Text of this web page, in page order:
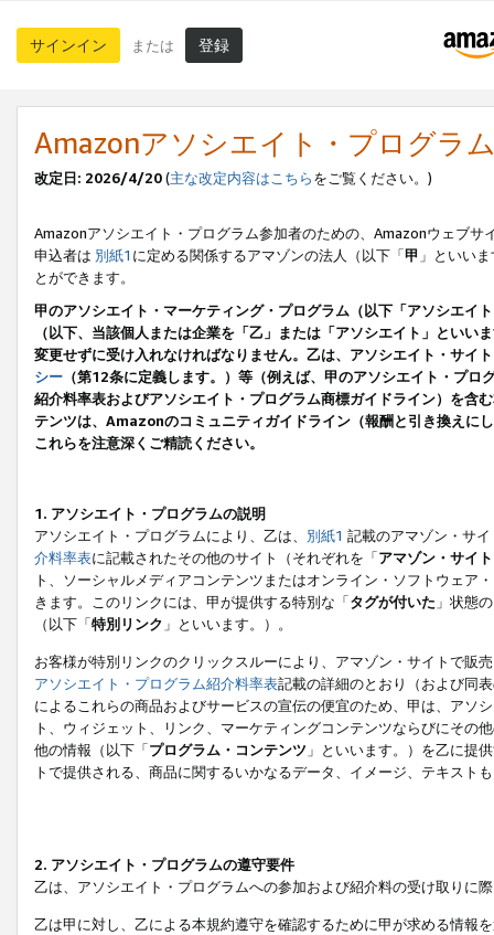
サインイン または 登録
Amazonアソシエイト・プログラ
改定日: 2026/4/20(主な改定内容はこちらをご覧ください。)
Amazonアソシエイト・プログラム参加者のための、Amazonウェブサ
申込者は 別紙1 に定める関係するアマゾンの法人（以下「甲 」といい
とができます。
甲のアソシエイト・マーケティング・プログラム（以下「アソシエイ
（以下、当該個人または企業を「乙」または「アソシエイト」とい
変更せずに受け入れなければなりません。乙は、アソシエイト・サイ
シー （第12条に定義します。）等（例えば、甲のアソシエイト・プ
紹介料率表およびアソシエイト・プログラム商標ガイドライン）を
テンツは、Amazonのコミュニティガイドライン（報酬と引き換えに
これらを注意深くご精読ください。
1. アソシエイト・プログラムの説明
アソシエイト・プログラムにより、乙は、 別紙1 記載のアマゾン・サ
介料率表に記載されたその他のサイト（それぞれを「アマゾン・サイト
ト、ソーシャルメディアコンテンツまたはオンライン・ソフトウェア
きます。このリンクには、甲が提供する特別な「タグが付いた 」状態
（以下「特別リンク 」といいます。）。
お客様が特別リンクのクリックスルーにより、アマゾン・サイトで販
アソシエイト・プログラム紹介料率表記載の詳細のとおり（および同
によるこれらの商品およびサービスの宣伝の便宜のため、甲は、アソ
ト、ウィジェット、リンク、マーケティングコンテンツならびにその
他の情報（以下「プログラム・コンテンツ 」といいます。）を乙に提
トで提供される、商品に関するいかなるデータ、イメージ、テキス
2. アソシエイト・プログラムの遵守要件
乙は、アソシエイト・プログラムへの参加および紹介料の受け取りに
乙は甲に対し、乙による本規約遵守を確認するために甲が求める情報